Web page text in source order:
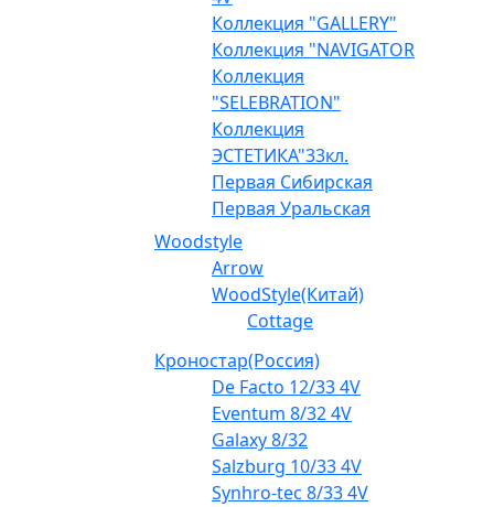
Коллекция "GALLERY"
Коллекция "NAVIGATOR"
Коллекция
"SELEBRATION"
Коллекция
ЭСТЕТИКА"33кл.
Первая Сибирская
Первая Уральская
Woodstyle
Arrow
WoodStyle(Китай)
Cottage
Кроностар(Россия)
De Facto 12/33 4V
Eventum 8/32 4V
Galaxy 8/32
Salzburg 10/33 4V
Synhro-tec 8/33 4V